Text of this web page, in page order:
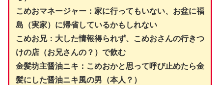
こめおマネージャー：家に行ってもいない、お盆に福
島（実家）に帰省しているかもしれない
こめお兄：大した情報得られず、こめおさんの行きつ
けの店（お兄さんの？）で飲む
金髪坊主醤油ニキ：こめおかと思って呼び止めたら金
髪にした醤油ニキ風の男（本人？）